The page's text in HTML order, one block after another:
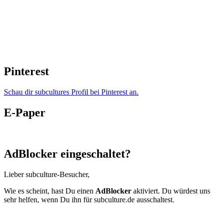
Pinterest
Schau dir subcultures Profil bei Pinterest an.
E-Paper
AdBlocker eingeschaltet?
Lieber subculture-Besucher,
Wie es scheint, hast Du einen AdBlocker aktiviert. Du würdest uns
sehr helfen, wenn Du ihn für subculture.de ausschaltest.